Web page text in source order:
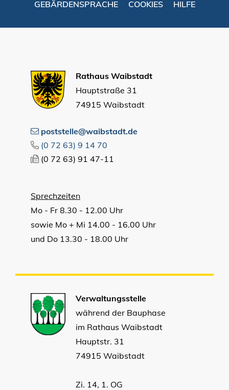
GEBÄRDENSPRACHE COOKIES HILFE
Rathaus Waibstadt
Hauptstraße 31
74915 Waibstadt
poststelle@waibstadt.de
(0 72 63) 9 14 70
(0 72 63) 91 47-11
Sprechzeiten
Mo - Fr 8.30 - 12.00 Uhr
sowie Mo + Mi 14.00 - 16.00 Uhr
und Do 13.30 - 18.00 Uhr
Verwaltungsstelle
während der Bauphase
im Rathaus Waibstadt
Hauptstr. 31
74915 Waibstadt
Zi. 14, 1. OG